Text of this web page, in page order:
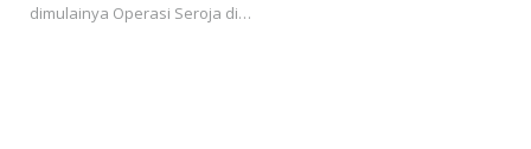
dimulainya Operasi Seroja di…